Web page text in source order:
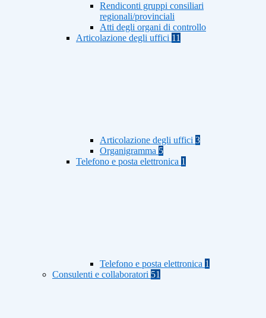
Rendiconti gruppi consiliari
regionali/provinciali
Atti degli organi di controllo
Articolazione degli uffici 11
Articolazione degli uffici 3
Organigramma 5
Telefono e posta elettronica 1
Telefono e posta elettronica 1
Consulenti e collaboratori 51